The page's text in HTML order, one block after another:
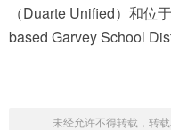
（Duarte Unified）和位
based Garvey School
未经允许不得转载，转